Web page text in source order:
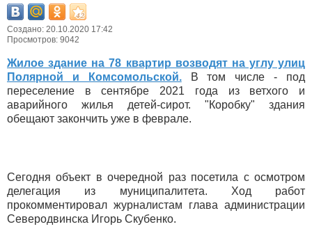
Создано: 20.10.2020 17:42
Просмотров: 9042
Жилое здание на 78 квартир возводят на углу улиц
Полярной и Комсомольской.В том числе - под
переселение в сентябре 2021 года из ветхого и
аварийного жилья детей-сирот. "Коробку" здания
обещают закончить уже в феврале.
Сегодня объект в очередной раз посетила с осмотром
делегация из муниципалитета. Ход работ
прокомментировал журналистам глава администрации
Северодвинска Игорь Скубенко.